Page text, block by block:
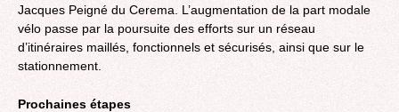
Jacques Peigné du Cerema. L’augmentation de la part modale
vélo passe par la poursuite des efforts sur un réseau
d’itinéraires maillés, fonctionnels et sécurisés, ainsi que sur le
stationnement.
Prochaines étapes